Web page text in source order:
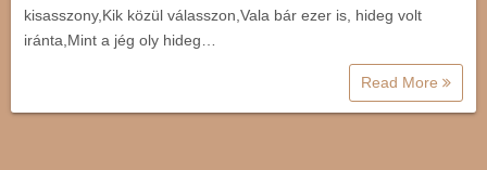
kisasszony,Kik közül válasszon,Vala bár ezer is, hideg volt
iránta,Mint a jég oly hideg…
Read More